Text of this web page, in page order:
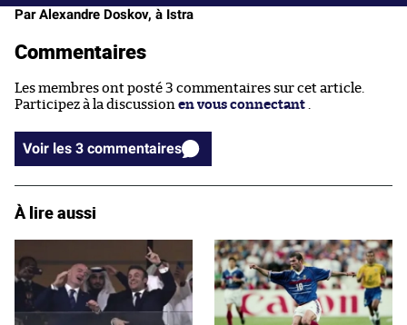
Par Alexandre Doskov, à Istra
Commentaires
Les membres ont posté 3 commentaires sur cet article.
Participez à la discussion en vous connectant .
Voir les 3 commentaires
À lire aussi